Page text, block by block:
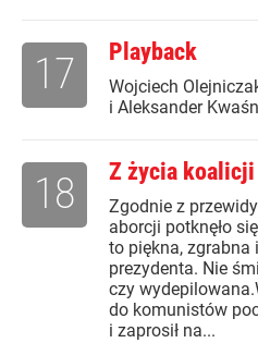
Playback
Wojciech
i Aleksander
17
Z życia koalicji
Zgodnie z
aborcji potknęło
to piękna, zgrabna
prezydenta. Nie
czy
do komunistów
i zaprosił na...
18